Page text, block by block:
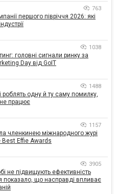
763
першого півріччя 2026: які
1038
головні сигнали ринку за
Day від GoIT
1488
роблять одну й ту саму помилку,
працює
1157
членкинею міжнародного журі
Effie Awards
3905
не підвищують ефективність
показало, що насправді впливає